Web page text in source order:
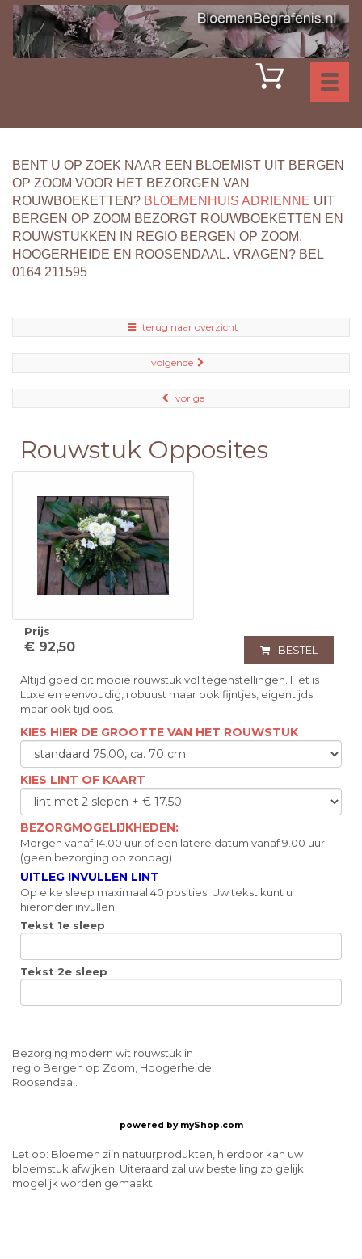
BENT U OP ZOEK NAAR EEN BLOEMIST UIT BERGEN
OP ZOOM VOOR HET BEZORGEN VAN
ROUWBOEKETTEN? BLOEMENHUIS ADRIENNE UIT
BERGEN OP ZOOM BEZORGT ROUWBOEKETTEN EN
ROUWSTUKKEN IN REGIO BERGEN OP ZOOM,
HOOGERHEIDE EN ROOSENDAAL. VRAGEN? BEL
0164 211595
terug naar overzicht
volgende
vorige
Rouwstuk Opposites
Prijs
€ 92,50 BESTEL
Altijd goed dit mooie rouwstuk vol tegenstellingen. Het is
Luxe en eenvoudig, robuust maar ook fijntjes, eigentijds
maar ook tijdloos.
KIES HIER DE GROOTTE VAN HET ROUWSTUK
KIES LINT OF KAART
BEZORGMOGELIJKHEDEN:
Morgen vanaf 14.00 uur of een latere datum vanaf 9.00 uur.
(geen bezorging op zondag)
UITLEG INVULLEN LINT
Op elke sleep maximaal 40 posities. Uw tekst kunt u
hieronder invullen.
Tekst 1e sleep
Tekst 2e sleep
Bezorging modern wit rouwstuk in
regio Bergen op Zoom, Hoogerheide,
Roosendaal.
powered by myShop.com
Let op: Bloemen zijn natuurprodukten, hierdoor kan uw
bloemstuk afwijken. Uiteraard zal uw bestelling zo gelijk
mogelijk worden gemaakt.